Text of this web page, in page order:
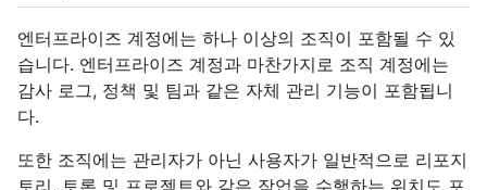
엔터프라이즈 계정에는 하나 이상의 조직이 포함될 수 있
습니다. 엔터프라이즈 계정과 마찬가지로 조직 계정에는
감사 로그, 정책 및 팀과 같은 자체 관리 기능이 포함됩니
다.
또한 조직에는 관리자가 아닌 사용자가 일반적으로 리포지